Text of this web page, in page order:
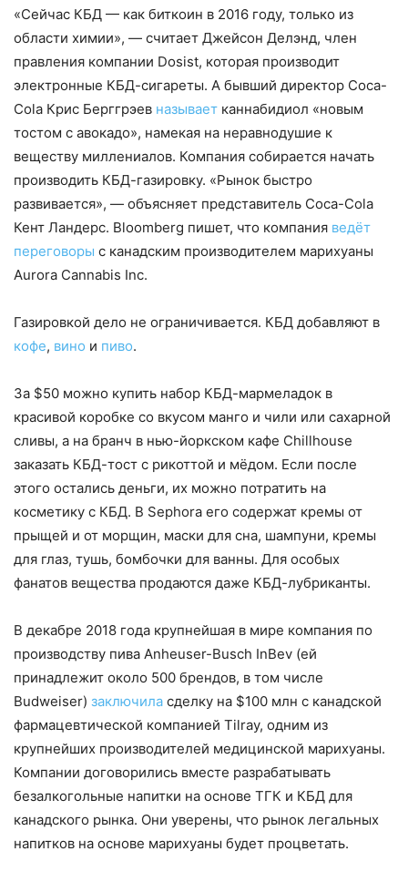
«Сейчас КБД — как биткоин в 2016 году, только из
области химии», — считает Джейсон Делэнд, член
правления компании Dosist, которая производит
электронные КБД-сигареты. А бывший директор Coca-
Cola Крис Берггрэев называет каннабидиол «новым
тостом с авокадо», намекая на неравнодушие к
веществу миллениалов. Компания собирается начать
производить КБД-газировку. «Рынок быстро
развивается», — объясняет представитель Coca-Cola
Кент Ландерс. Bloomberg пишет, что компания ведёт
переговоры с канадским производителем марихуаны
Aurora Cannabis Inc.
Газировкой дело не ограничивается. КБД добавляют в
кофе, вино и пиво.
За $50 можно купить набор КБД-мармеладок в
красивой коробке со вкусом манго и чили или сахарной
сливы, а на бранч в нью-йоркском кафе Chillhouse
заказать КБД-тост с рикоттой и мёдом. Если после
этого остались деньги, их можно потратить на
косметику с КБД. В Sephora его содержат кремы от
прыщей и от морщин, маски для сна, шампуни, кремы
для глаз, тушь, бомбочки для ванны. Для особых
фанатов вещества продаются даже КБД-лубриканты.
В декабре 2018 года крупнейшая в мире компания по
производству пива Anheuser-Busch InBev (ей
принадлежит около 500 брендов, в том числе
Budweiser) заключила сделку на $100 млн с канадской
фармацевтической компанией Tilray, одним из
крупнейших производителей медицинской марихуаны.
Компании договорились вместе разрабатывать
безалкогольные напитки на основе ТГК и КБД для
канадского рынка. Они уверены, что рынок легальных
напитков на основе марихуаны будет процветать.